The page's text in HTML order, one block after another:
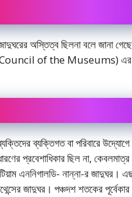
অস্তিত্ব ছিলনা বলে জানা
of the Museums) এর মতে
ব্যক্তিগত বা পরিবারে
প্রবেশাধিকার ছিল না, কেবলমাত্র
এননিগালডি- নান্না-র জাদুঘর।
জাদুঘর। পঞ্চদশ শতকের পূর্বেকার